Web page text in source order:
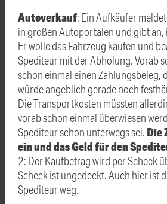
Autoverkauf: Ein Aufkäufer
in großen Autoportalen und gibt an,
Er wolle das Fahrzeug kaufen und
Spediteur mit der Abholung. Vorab
schon einmal einen Zahlungsbeleg,
würde angeblich gerade noch
Die Transportkosten müssten
vorab schon einmal überwiesen
Spediteur schon unterwegs sei. Die
ein und das Geld für den
2: Der Kaufbetrag wird per Scheck
Scheck ist ungedeckt. Auch hier ist
Spediteur weg.